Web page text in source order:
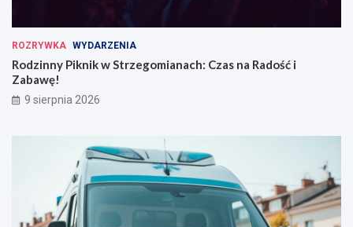
ROZRYWKA WYDARZENIA
Rodzinny Piknik w Strzegomianach: Czas na Radość i
Zabawę!
9 sierpnia 2026